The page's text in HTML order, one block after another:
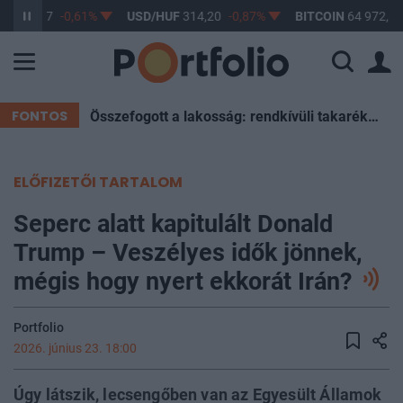
363,17 -0,61% USD/HUF314,20 -0,87% BITCOIN 64 972,62
FONTOS Összefogott a lakosság: rendkívüli takarékosság mentette meg Magyarországot a sötétségtől
ELŐFIZETŐI TARTALOM
Seperc alatt kapitulált Donald
Trump – Veszélyes idők jönnek,
mégis hogy nyert ekkorát Irán?
Portfolio
2026. június 23. 18:00
Úgy látszik, lecsengőben van az Egyesült Államok